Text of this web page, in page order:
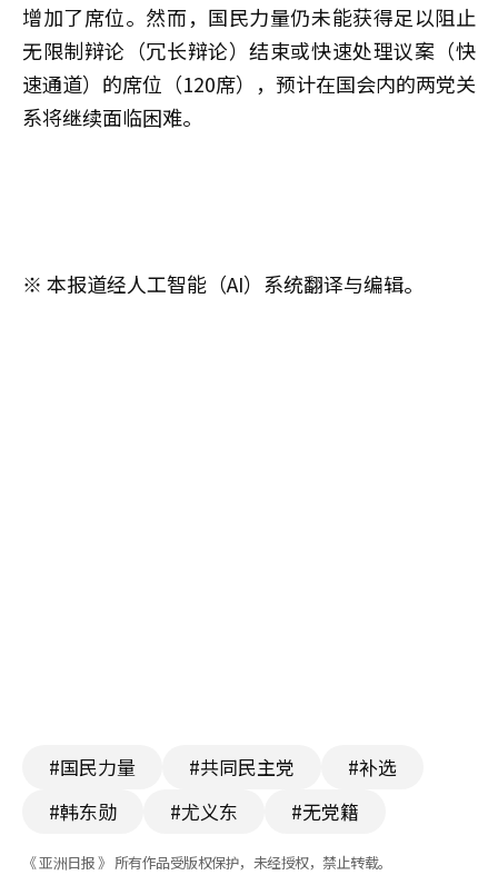
增加了席位。然而，国民力量仍未能获得足以阻止
无限制辩论（冗长辩论）结束或快速处理议案（快
速通道）的席位（120席），预计在国会内的两党关
系将继续面临困难。
※ 本报道经人工智能（AI）系统翻译与编辑。
#国民力量 #共同民主党
#补选
#韩东勋
#尤义东 #无党籍
《 亚洲日报 》 所有作品受版权保护，未经授权，禁止转载。